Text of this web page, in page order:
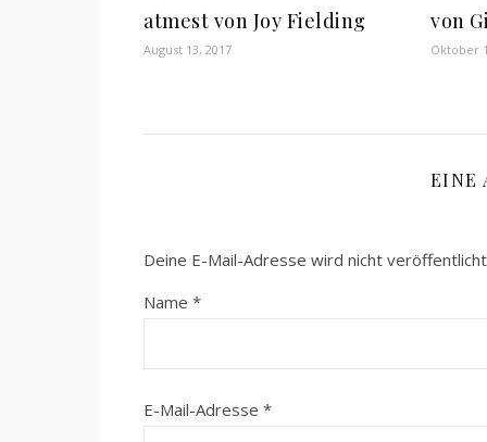
atmest von Joy Fielding
August 13, 2017
von
Oktober
EINE
Deine E-Mail-Adresse wird nicht
Name *
E-Mail-Adresse *